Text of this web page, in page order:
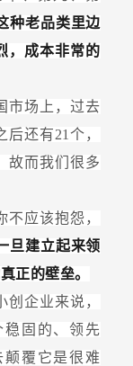
种老品类里边
，成本非常的
市场上，过去
还有21个，
故而我们很多
应该抱怨，
旦建立起来领
正的壁垒。
企业来说，
固的、领先
覆它是很难